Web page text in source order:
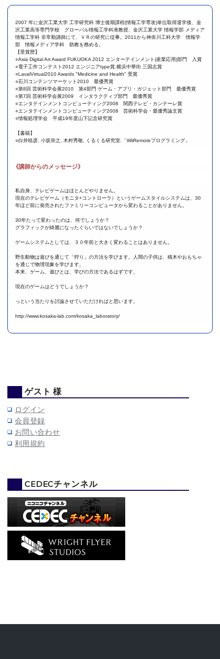
2007 年に金沢工業大学 工学研究科 博士後期課程(情報工学専攻)単位取得退学後、金
沢工業高等専門学校 グローバル情報工学科准教授、金沢工業大学 情報学部 メディア
情報工学科 非常勤講師にて、ＶＲの研究に従事。2011から神奈川工科大学 情報学
部 情報メディア学科 助教を務める。
【受賞歴】
○Asia Digital Art Award FUKUOKA 2012 エンターテインメント(産業応用)部門 入賞
○電子工作コンテスト2012 エンジニアtype賞,横浜中華街 三国志賞
○LavalVirtual2010 Awards "Medicine and Health" 受賞
○石川コンテンツマーケット2010 最優秀賞
○第8回 芸術科学会展2010 第4部門 ゲーム・アプリ・ガジェット部門 最優秀賞
○第7回 芸術科学会展2009 インタラクティブ部門 最優秀賞
○エンタテインメントコンピューティング2008 関西テレビ・カンテーレ賞
○エンタテインメントコンピューティング2008 芸術科学会・最優秀論文賞
○情報処理学会 平成19年度山下記念研究賞
【書籍】
○白井暁彦, 小坂崇之, 木村秀敬, くるくる研究室.「WiiRemoteプログラミング」
《講師からのメッセージ》
私自身、テレビゲームはほとんどやりません。
現在のテレビゲーム（モニタ+コントローラ）というゲームスタイルシステムは、30
年ほど前に発売されたファミリーコンピュータから変わることがありません。
30年たって変わったのは、何でしょうか？
グラフィックが綺麗になったぐらいではないでしょうか？
ゲームシステムとしては、３０年前と大きく変わることはありません。
野生動物は遊びを通じて「狩り」の方法を学びます。人間の子供は、積木やおもちゃ
を通じで物理現象を学びます。
本来、ゲーム、遊びとは、学びの方法であるはずです。
現在のゲームはどうでしょうか？
っという当たりを討論させていただければと思います。
http://www.kosaka-lab.com/kosaka_laboratory/
ゲスト 様
ログイン
会員登録
お問い合わせ
利用規約
CEDECチャンネル